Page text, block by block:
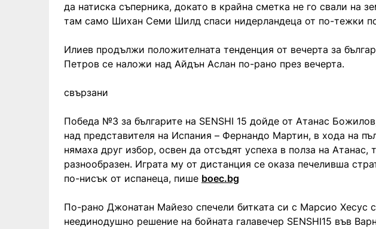
да натиска съперника, докато в крайна сметка не го свали на
там само Шихан Семи Шилд спаси нидерландеца от по-тежки
Илиев продължи положителната тенденция от вечерта за
Петров се наложи над Айдън Аслан по-рано през вечерта.
свързани
Победа №3 за българите на SENSHI 15 дойде от Атанас
над представителя на Испания – Фернандо Мартин, в хода на
нямаха друг избор, освен да отсъдят успеха в полза на Атанас,
разнообразен. Играта му от дистанция се оказа печеливша
по-нисък от испанеца, пише boec.bg
По-рано Джонатан Майезо спечели битката си с Марсио Хесус
неединодушно решение на бойната галавечер SENSHI15 във